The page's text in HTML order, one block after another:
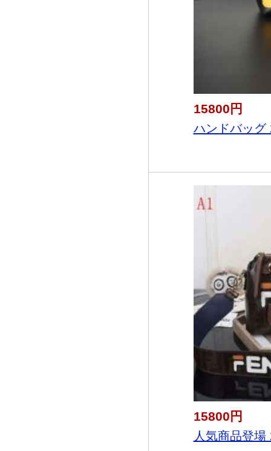
15800円
ハンドバッグ
15800円
人気商品登